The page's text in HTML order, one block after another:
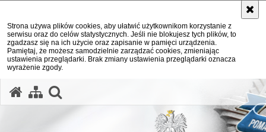
Strona używa plików cookies, aby ułatwić użytkownikom korzystanie z
serwisu oraz do celów statystycznych. Jeśli nie blokujesz tych plików, to
zgadzasz się na ich użycie oraz zapisanie w pamięci urządzenia.
Pamiętaj, że możesz samodzielnie zarządzać cookies, zmieniając
ustawienia przeglądarki. Brak zmiany ustawienia przeglądarki oznacza
wyrażenie zgody.